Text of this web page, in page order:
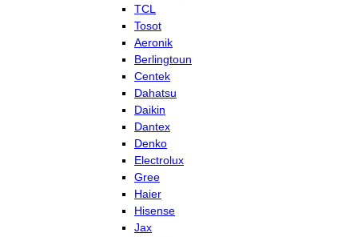
TCL
Tosot
Aeronik
Berlingtoun
Centek
Dahatsu
Daikin
Dantex
Denko
Electrolux
Gree
Haier
Hisense
Jax